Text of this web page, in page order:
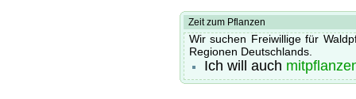
Zeit zum Pflanzen
Wir suchen Freiwillige für
Regionen Deutschlands.
Ich will auch